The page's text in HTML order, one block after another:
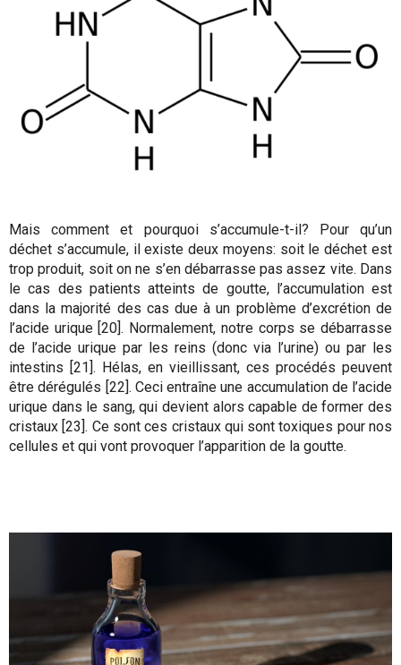
Mais comment et pourquoi s’accumule-t-il? Pour qu’un
déchet s’accumule, il existe deux moyens: soit le déchet est
trop produit, soit on ne s’en débarrasse pas assez vite. Dans
le cas des patients atteints de goutte, l’accumulation est
dans la majorité des cas due à un problème d’excrétion de
l’acide urique [20]. Normalement, notre corps se débarrasse
de l’acide urique par les reins (donc via l’urine) ou par les
intestins [21]. Hélas, en vieillissant, ces procédés peuvent
être dérégulés [22]. Ceci entraîne une accumulation de l’acide
urique dans le sang, qui devient alors capable de former des
cristaux [23]. Ce sont ces cristaux qui sont toxiques pour nos
cellules et qui vont provoquer l’apparition de la goutte.